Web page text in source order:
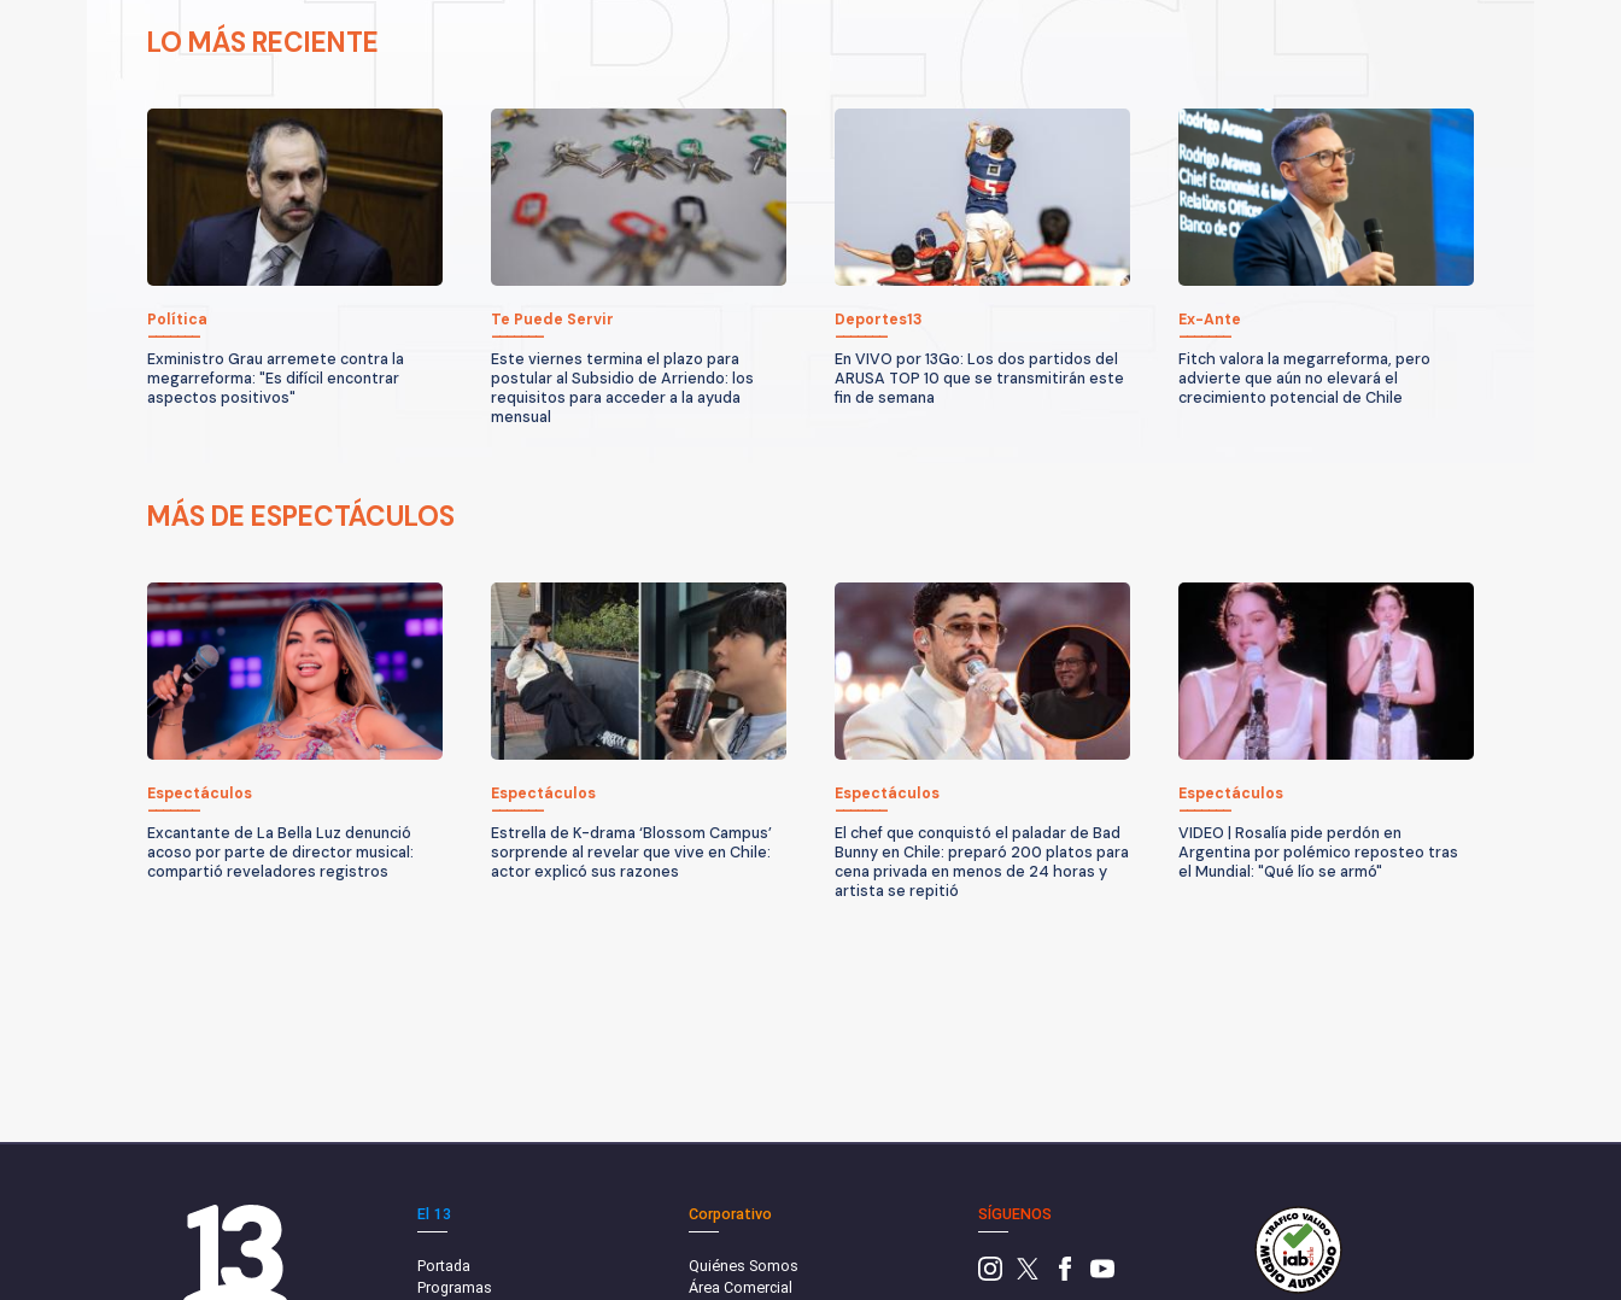
LO MÁS RECIENTE
Política
Exministro Grau arremete contra la
megarreforma: "Es difícil encontrar
aspectos positivos"
Te Puede Servir
Este viernes termina el plazo para
postular al Subsidio de Arriendo: los
requisitos para acceder a la ayuda
mensual
Deportes13
En VIVO por 13Go: Los dos partidos del
ARUSA TOP 10 que se transmitirán este
fin de semana
Ex-Ante
Fitch valora la megarreforma, pero
advierte que aún no elevará el
crecimiento potencial de Chile
MÁS DE ESPECTÁCULOS
Espectáculos
Excantante de La Bella Luz denunció
acoso por parte de director musical:
compartió reveladores registros
Espectáculos
Estrella de K-drama ‘Blossom Campus’
sorprende al revelar que vive en Chile:
actor explicó sus razones
Espectáculos
El chef que conquistó el paladar de Bad
Bunny en Chile: preparó 200 platos para
cena privada en menos de 24 horas y
artista se repitió
Espectáculos
VIDEO | Rosalía pide perdón en
Argentina por polémico reposteo tras
el Mundial: "Qué lío se armó"
El 13
Portada
Programas
Corporativo
Quiénes Somos
Área Comercial
SÍGUENOS